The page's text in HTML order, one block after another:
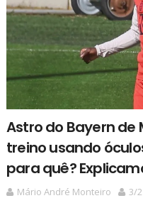
Astro do Bayern de
treino usando
para quê?
Mário André Monteiro
3/